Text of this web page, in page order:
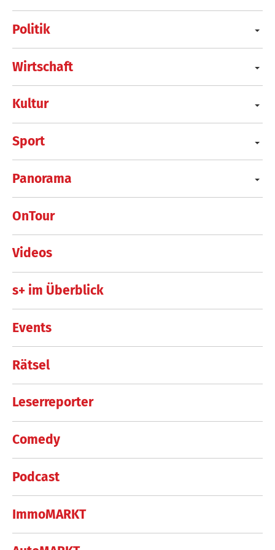
Politik
Wirtschaft
Kultur
Sport
Panorama
OnTour
Videos
s+ im Überblick
Events
Rätsel
Leserreporter
Comedy
Podcast
ImmoMARKT